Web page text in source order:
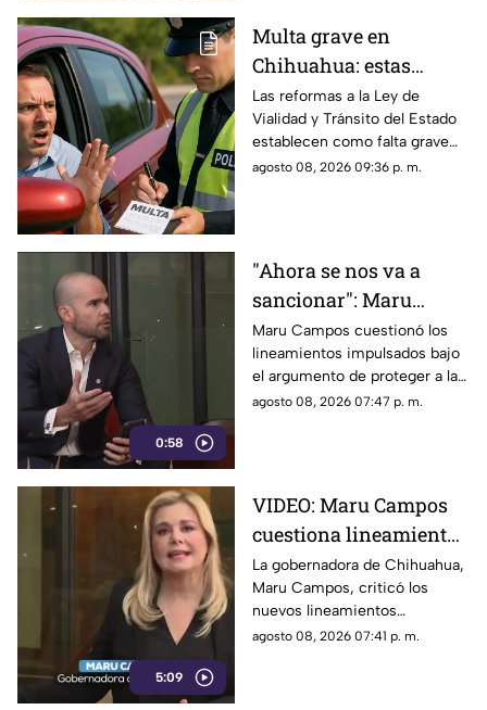
Multa grave en
Chihuahua: estas
velocidades ya pueden
generar sanciones más
severas
Las reformas a la Ley de
Vialidad y Tránsito del Estado
establecen como falta grave
superar en 25 kilómetros por
agosto 08, 2026 09:36 p. m.
0:58
"Ahora se nos va a
sancionar": Maru
Campos acusa censura
en nuevos
lineamientos para
medios
Maru Campos cuestionó los
lineamientos impulsados bajo
el argumento de proteger a las
audiencias y afirmó que
agosto 08, 2026 07:47 p. m.
5:09
VIDEO: Maru Campos
cuestiona lineamientos
para medios y advierte
riesgos para la libertad
de expresión
La gobernadora de Chihuahua,
Maru Campos, criticó los
nuevos lineamientos
relacionados con los derechos
agosto 08, 2026 07:41 p. m.